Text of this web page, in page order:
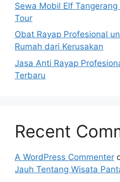
Sewa Mobil Elf
Tour
Obat Rayap Profesional
Rumah dari Kerusakan
Jasa Anti Rayap
Terbaru
Recent
A WordPress Commenter
Jauh Tentang Wisata